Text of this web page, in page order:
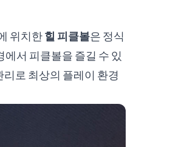
위치한힐 피클볼은 정식
서 피클볼을 즐길 수 있
로 최상의 플레이 환경